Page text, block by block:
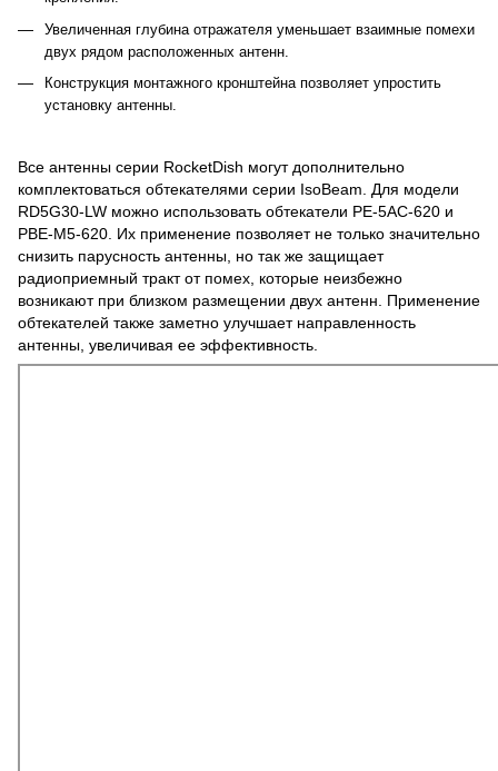
Увеличенная глубина отражателя уменьшает взаимные помехи
двух рядом расположенных антенн.
Конструкция монтажного кронштейна позволяет упростить
установку антенны.
Все антенны серии RocketDish могут дополнительно
комплектоваться обтекателями серии IsoBeam. Для модели
RD5G30-LW можно использовать обтекатели PE-5AC-620 и
PBE-M5-620. Их применение позволяет не только значительно
снизить парусность антенны, но так же защищает
радиоприемный тракт от помех, которые неизбежно
возникают при близком размещении двух антенн. Применение
обтекателей также заметно улучшает направленность
антенны, увеличивая ее эффективность.